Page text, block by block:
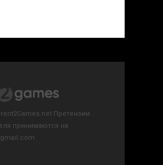
Претензии
принимаются на